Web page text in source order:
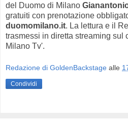
del Duomo di Milano
gratuiti con prenotazione
duomomilano.it. La lettura e il
trasmessi in diretta streaming sul
Milano Tv'.
Redazione di GoldenBackstage alle
Condividi